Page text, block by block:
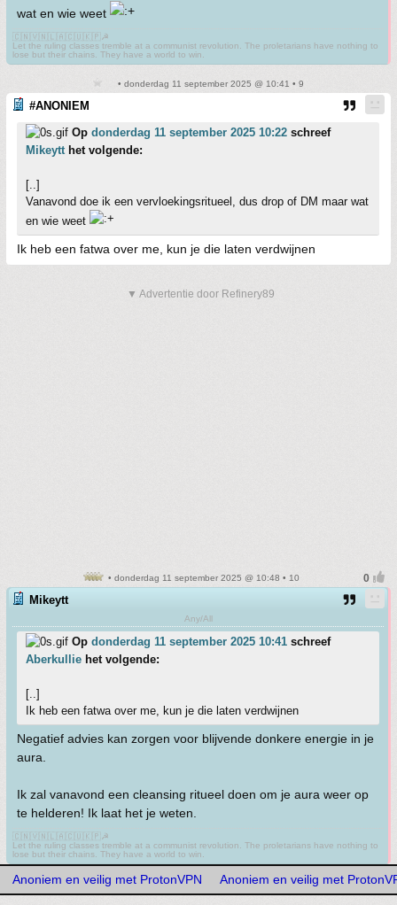
wat en wie weet
🇨🇳🇻🇳🇱🇦🇨🇺🇰🇵☭
Let the ruling classes tremble at a communist revolution. The proletarians have nothing to
lose but their chains. They have a world to win.
• donderdag 11 september 2025 @ 10:41 • 9
#ANONIEM
Op donderdag 11 september 2025 10:22 schreef
Mikeytthet volgende:
[..]
Vanavond doe ik een vervloekingsritueel, dus drop of DM maar wat
en wie weet
Ik heb een fatwa over me, kun je die laten verdwijnen
▼ Advertentie door Refinery89
• donderdag 11 september 2025 @ 10:48 • 10
Mikeytt
Any/All
Op donderdag 11 september 2025 10:41 schreef
Aberkullie het volgende:
[..]
Ik heb een fatwa over me, kun je die laten verdwijnen
Negatief advies kan zorgen voor blijvende donkere energie in je
aura.
Ik zal vanavond een cleansing ritueel doen om je aura weer op
te helderen! Ik laat het je weten.
🇨🇳🇻🇳🇱🇦🇨🇺🇰🇵☭
Let the ruling classes tremble at a communist revolution. The proletarians have nothing to
lose but their chains. They have a world to win.
Anoniem en veilig met ProtonVPN Anoniem en veilig met